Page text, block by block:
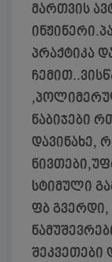
მართვის
პრაქტიკა
ნაბიჯები
დავინახე,
სტიმული
ფბ გვერდი,
შეკვეთები